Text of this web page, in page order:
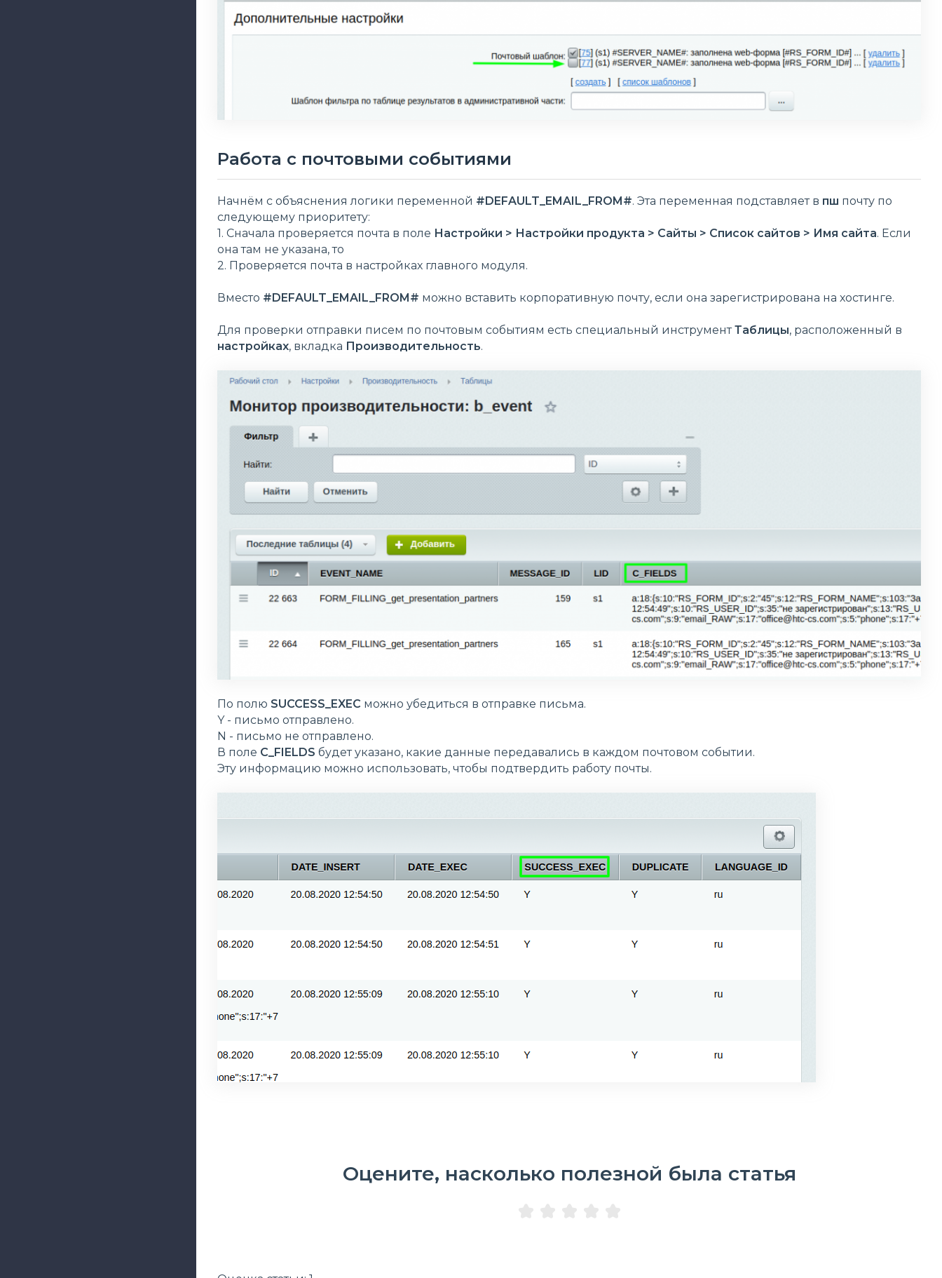
Работа с почтовыми событиями
Начнём с объяснения логики переменной #DEFAULT_EMAIL_FROM#. Эта переменная подставляет в пш почту по
следующему приоритету:
1. Сначала проверяется почта в поле Настройки > Настройки продукта > Сайты > Список сайтов > Имя сайта. Если
она там не указана, то
2. Проверяется почта в настройках главного модуля.
Вместо #DEFAULT_EMAIL_FROM# можно вставить корпоративную почту, если она зарегистрирована на хостинге.
Для проверки отправки писем по почтовым событиям есть специальный инструментТаблицы, расположенный в
настройках, вкладка Производительность.
По полю SUCCESS_EXEC можно убедиться в отправке письма.
Y - письмо отправлено.
N - письмо не отправлено.
В поле C_FIELDS будет указано, какие данные передавались в каждом почтовом событии.
Эту информацию можно использовать, чтобы подтвердить работу почты.
Оцените, насколько полезной была статья